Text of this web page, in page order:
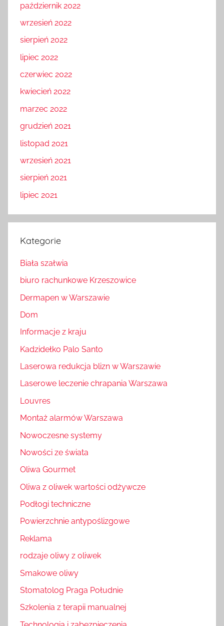
październik 2022
wrzesień 2022
sierpień 2022
lipiec 2022
czerwiec 2022
kwiecień 2022
marzec 2022
grudzień 2021
listopad 2021
wrzesień 2021
sierpień 2021
lipiec 2021
Kategorie
Biała szałwia
biuro rachunkowe Krzeszowice
Dermapen w Warszawie
Dom
Informacje z kraju
Kadzidełko Palo Santo
Laserowa redukcja blizn w Warszawie
Laserowe leczenie chrapania Warszawa
Louvres
Montaż alarmów Warszawa
Nowoczesne systemy
Nowości ze świata
Oliwa Gourmet
Oliwa z oliwek wartości odżywcze
Podłogi techniczne
Powierzchnie antypoślizgowe
Reklama
rodzaje oliwy z oliwek
Smakowe oliwy
Stomatolog Praga Południe
Szkolenia z terapii manualnej